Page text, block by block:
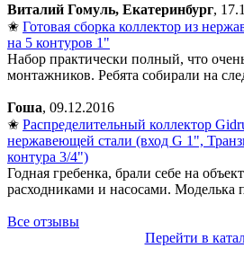
Виталий Гомуль, Екатеринбург,
✬ Готовая сборка коллектор из
на 5 контуров 1"
Набор практически полный, что
монтажников. Ребята собирали на
Гоша, 09.12.2016
✬ Распределительный коллектор
нержавеющей стали (вход G 1",
контура 3/4")
Годная гребенка, брали себе на
расходниками и насосами. Моделька
Все отзывы
Перейти в